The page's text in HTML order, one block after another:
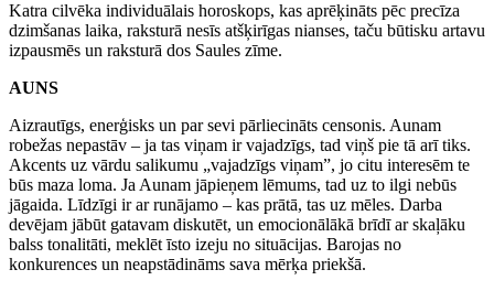
Katra cilvēka individuālais horoskops, kas aprēķināts pēc precīza
dzimšanas laika, raksturā nesīs atšķirīgas nianses, taču būtisku artavu
izpausmēs un raksturā dos Saules zīme.
AUNS
Aizrautīgs, enerģisks un par sevi pārliecināts censonis. Aunam
robežas nepastāv – ja tas viņam ir vajadzīgs, tad viņš pie tā arī tiks.
Akcents uz vārdu salikumu „vajadzīgs viņam”, jo citu interesēm te
būs maza loma. Ja Aunam jāpieņem lēmums, tad uz to ilgi nebūs
jāgaida. Līdzīgi ir ar runājamo – kas prātā, tas uz mēles. Darba
devējam jābūt gatavam diskutēt, un emocionālākā brīdī ar skaļāku
balss tonalitāti, meklēt īsto izeju no situācijas. Barojas no
konkurences un neapstādināms sava mērķa priekšā.